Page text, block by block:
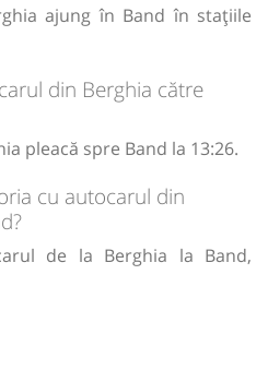
ajung în Band în stațiile
din Berghia către
pleacă spre Band la 13:26.
cu autocarul din
de la Berghia la Band,